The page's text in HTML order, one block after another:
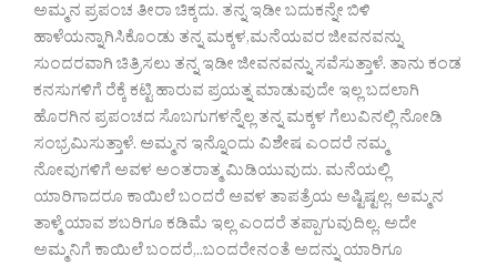
ಅಮ್ಮನ ಪ್ರಪಂಚ ತೀರಾ ಚಿಕ್ಕದು. ತನ್ನ ಇಡೀ ಬದುಕನ್ನೇ ಬಿಳಿ
ಹಾಳೆಯನ್ನಾಗಿಸಿಕೊಂಡು ತನ್ನ ಮಕ್ಕಳ,ಮನೆಯವರ ಜೀವನವನ್ನು
ಸುಂದರವಾಗಿ ಚಿತ್ರಿಸಲು ತನ್ನ ಇಡೀ ಜೀವನವನ್ನು ಸವೆಸುತ್ತಾಳೆ. ತಾನು ಕಂಡ
ಕನಸುಗಳಿಗೆ ರೆಕ್ಕೆ ಕಟ್ಟಿ ಹಾರುವ ಪ್ರಯತ್ನ ಮಾಡುವುದೇ ಇಲ್ಲ ಬದಲಾಗಿ
ಹೊರಗಿನ ಪ್ರಪಂಚದ ಸೊಬಗುಗಳನ್ನೆಲ್ಲ ತನ್ನ ಮಕ್ಕಳ ಗೆಲುವಿನಲ್ಲಿ ನೋಡಿ
ಸಂಭ್ರಮಿಸುತ್ತಾಳೆ. ಅಮ್ಮನ ಇನ್ನೊಂದು ವಿಶೇಷ ಎಂದರೆ ನಮ್ಮ
ನೋವುಗಳಿಗೆ ಅವಳ ಅಂತರಾತ್ಮ ಮಿಡಿಯುವುದು. ಮನೆಯಲ್ಲಿ
ಯಾರಿಗಾದರೂ ಕಾಯಿಲೆ ಬಂದರೆ ಅವಳ ತಾಪತ್ರೆಯ ಅಷ್ಟಿಷ್ಟಲ್ಲ. ಅಮ್ಮನ
ತಾಳ್ಮೆ ಯಾವ ಶಬರಿಗೂ ಕಡಿಮೆ ಇಲ್ಲ ಎಂದರೆ ತಪ್ಪಾಗುವುದಿಲ್ಲ. ಅದೇ
ಅಮ್ಮನಿಗೆ ಕಾಯಿಲೆ ಬಂದರೆ,..ಬಂದರೇನಂತೆ ಅದನ್ನು ಯಾರಿಗೂ